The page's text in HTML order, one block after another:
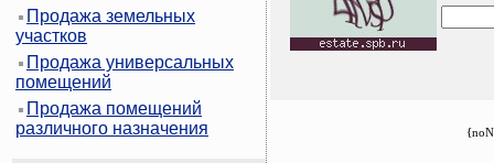
Продажа земельных
участков
Продажа универсальных
помещений
Продажа помещений
различного назначения